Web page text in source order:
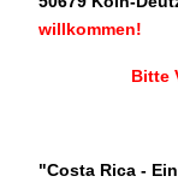
willkommen!
Bitte
"Costa Rica -